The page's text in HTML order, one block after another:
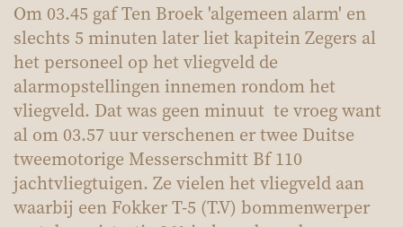
Om 03.45 gaf Ten Broek 'algemeen alarm' en
slechts 5 minuten later liet kapitein Zegers al
het personeel op het vliegveld de
alarmopstellingen innemen rondom het
vliegveld. Dat was geen minuut te vroeg want
al om 03.57 uur verschenen er twee Duitse
tweemotorige Messerschmitt Bf 110
jachtvliegtuigen. Ze vielen het vliegveld aan
waarbij een Fokker T-5 (T.V) bommenwerper